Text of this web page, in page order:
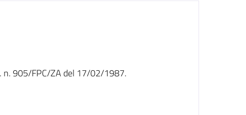
n. 905/FPC/ZA del 17/02/1987.